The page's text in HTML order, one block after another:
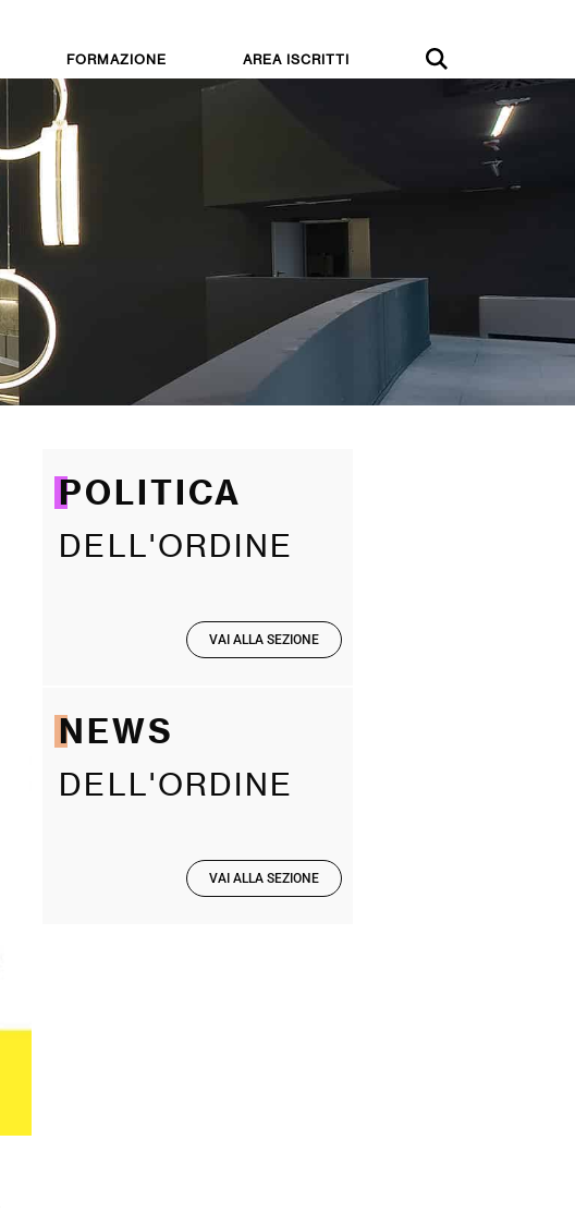
FORMAZIONE AREA ISCRITTI
POLITICA
DELL'ORDINE
VAI ALLA SEZIONE
NEWS
DELL'ORDINE
VAI ALLA SEZIONE